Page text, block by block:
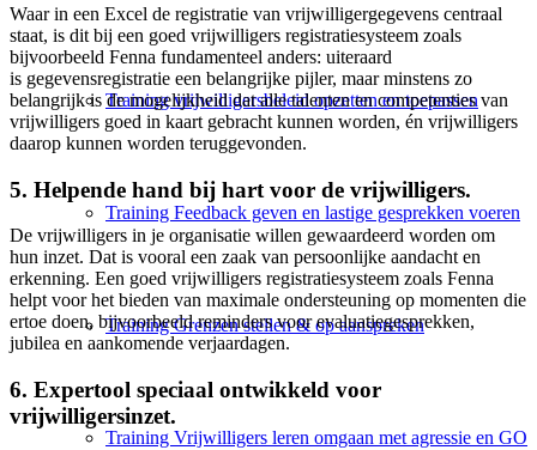
Training vrijwilligersbeleid opzetten en toepassen
Training Feedback geven en lastige gesprekken voeren
Training Grenzen stellen & op aanspreken
Training Vrijwilligers leren omgaan met agressie en GO
Waar in een Excel de registratie van vrijwilligergegevens centraal
staat, is dit bij een goed vrijwilligers registratiesysteem zoals
bijvoorbeeld Fenna fundamenteel anders: uiteraard
is gegevensregistratie een belangrijke pijler, maar minstens zo
belangrijk is de mogelijkheid dat alle talenten en competenties van
vrijwilligers goed in kaart gebracht kunnen worden, én vrijwilligers
daarop kunnen worden teruggevonden.
5. Helpende hand bij hart voor de vrijwilligers.
De vrijwilligers in je organisatie willen gewaardeerd worden om
hun inzet. Dat is vooral een zaak van persoonlijke aandacht en
erkenning. Een goed vrijwilligers registratiesysteem zoals Fenna
helpt voor het bieden van maximale ondersteuning op momenten die
ertoe doen, bijvoorbeeld reminders voor evaluatiegesprekken,
jubilea en aankomende verjaardagen.
6. Expertool speciaal ontwikkeld voor
vrijwilligersinzet.